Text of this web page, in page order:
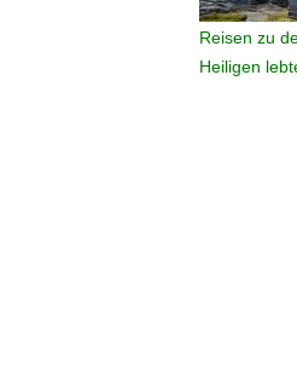
Reisen zu
Heiligen